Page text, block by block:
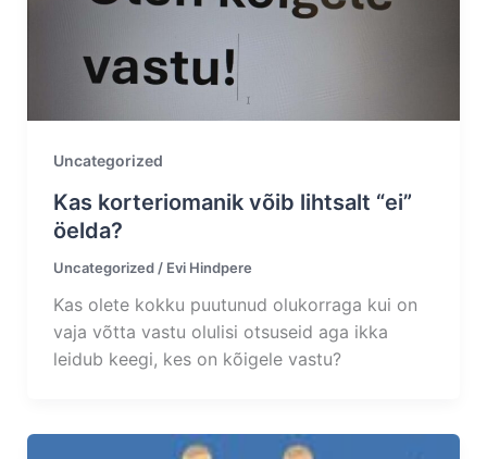
Uncategorized
Kas korteriomanik võib lihtsalt “ei”
öelda?
Uncategorized/ Evi Hindpere
Kas olete kokku puutunud olukorraga kui on
vaja võtta vastu olulisi otsuseid aga ikka
leidub keegi, kes on kõigele vastu?